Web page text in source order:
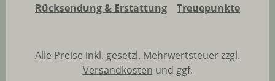
Rücksendung & Erstattung
Treuepunkte
Alle Preise inkl. gesetzl. Mehrwertsteuer zzgl.
Versandkosten und ggf.